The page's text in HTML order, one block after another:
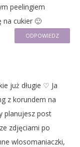
peelingiem
na cukier 🙂
ODPOWIEDZ
już długie ♡ Ja
z korundem na
planujesz post
zdjęciami po
wlosomaniaczki,